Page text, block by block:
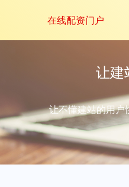
在线配资门户
让建
让不懂建站的用户